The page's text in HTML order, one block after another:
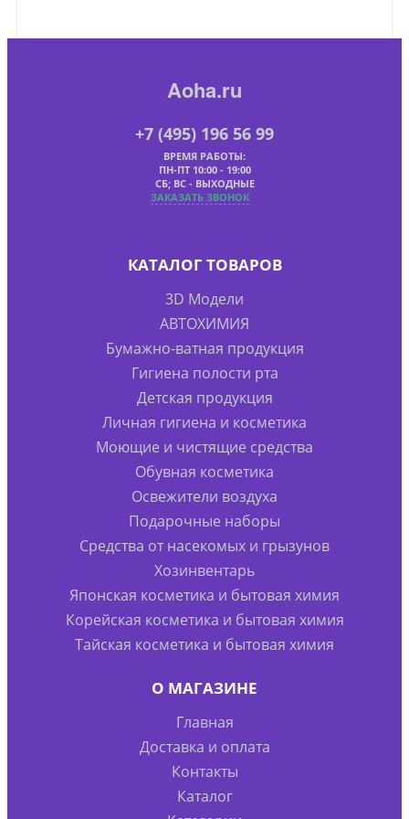
Aoha.ru
+7 (495) 196 56 99
ВРЕМЯ РАБОТЫ:
ПН-ПТ 10:00 - 19:00
СБ; ВС - ВЫХОДНЫЕ
ЗАКАЗАТЬ ЗВОНОК
КАТАЛОГ ТОВАРОВ
3D Модели
АВТОХИМИЯ
Бумажно-ватная продукция
Гигиена полости рта
Детская продукция
Личная гигиена и косметика
Моющие и чистящие средства
Обувная косметика
Освежители воздуха
Подарочные наборы
Средства от насекомых и грызунов
Хозинвентарь
Японская косметика и бытовая химия
Корейская косметика и бытовая химия
Тайская косметика и бытовая химия
О МАГАЗИНЕ
Главная
Доставка и оплата
Контакты
Каталог